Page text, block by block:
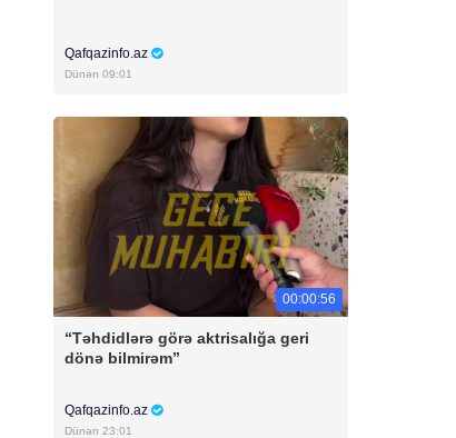
Qafqazinfo.az
Dünən 09:01
00:00:56
“Təhdidlərə görə aktrisalığa geri
dönə bilmirəm”
Qafqazinfo.az
Dünən 23:01